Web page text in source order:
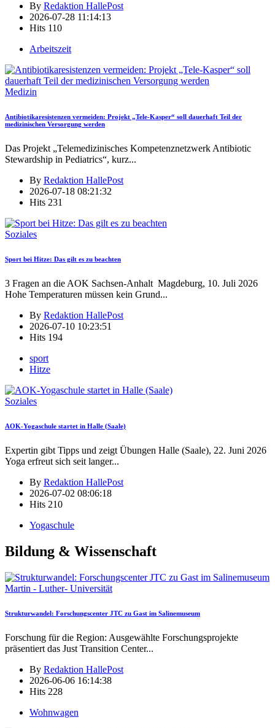
By Redaktion HallePost
2026-07-28 11:14:13
Hits 110
Arbeitszeit
Medizin
Antibiotikaresistenzen vermeiden: Projekt „Tele-Kasper“ soll dauerhaft Teil der
medizinischen Versorgung werden
Das Projekt „Telemedizinisches Kompetenznetzwerk Antibiotic
Stewardship in Pediatrics“, kurz...
By Redaktion HallePost
2026-07-18 08:21:32
Hits 231
Soziales
Sport bei Hitze: Das gilt es zu beachten
3 Fragen an die AOK Sachsen-Anhalt Magdeburg, 10. Juli 2026
Hohe Temperaturen müssen kein Grund...
By Redaktion HallePost
2026-07-10 10:23:51
Hits 194
sport
Hitze
Soziales
AOK-Yogaschule startet in Halle (Saale)
Expertin gibt Tipps und zeigt Übungen Halle (Saale), 22. Juni 2026
Yoga erfreut sich seit langer...
By Redaktion HallePost
2026-07-02 08:06:18
Hits 210
Yogaschule
Bildung & Wissenschaft
Martin - Luther- Universität
Strukturwandel: Forschungscenter JTC zu Gast im Salinemuseum
Forschung für die Region: Ausgewählte Forschungsprojekte
präsentiert das Just Transition Center...
By Redaktion HallePost
2026-06-06 16:14:38
Hits 228
Wohnwagen